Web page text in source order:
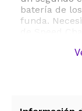
batería de
funda.
-